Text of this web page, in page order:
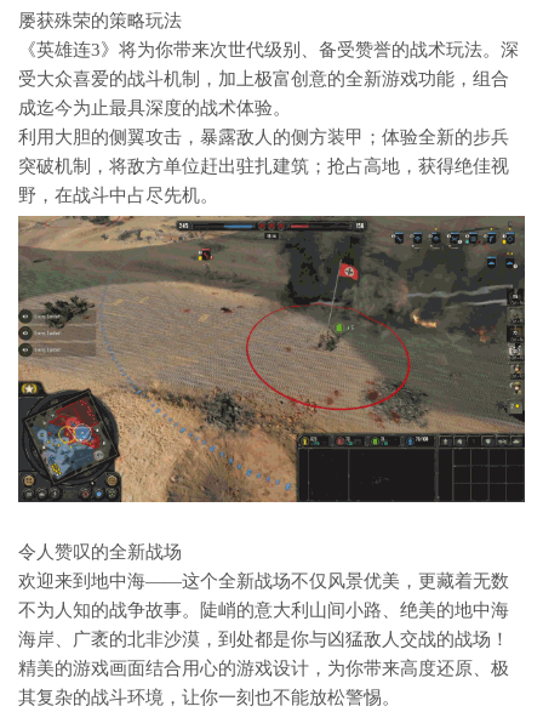
屡获殊荣的策略玩法
《英雄连3》将为你带来次世代级别、备受赞誉的战术玩法。深
受大众喜爱的战斗机制，加上极富创意的全新游戏功能，组合
成迄今为止最具深度的战术体验。
利用大胆的侧翼攻击，暴露敌人的侧方装甲；体验全新的步兵
突破机制，将敌方单位赶出驻扎建筑；抢占高地，获得绝佳视
野，在战斗中占尽先机。
令人赞叹的全新战场
欢迎来到地中海——这个全新战场不仅风景优美，更藏着无数
不为人知的战争故事。陡峭的意大利山间小路、绝美的地中海
海岸、广袤的北非沙漠，到处都是你与凶猛敌人交战的战场！
精美的游戏画面结合用心的游戏设计，为你带来高度还原、极
其复杂的战斗环境，让你一刻也不能放松警惕。